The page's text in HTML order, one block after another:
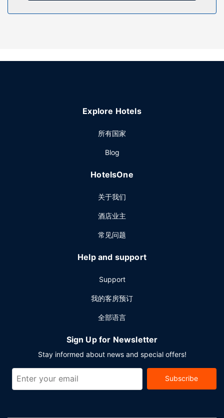
Explore Hotels
所有国家
Blog
HotelsOne
关于我们
酒店业主
常见问题
Help and support
Support
我的客房预订
全部语言
Sign Up for Newsletter
Stay informed about news and special offers!
Subscribe